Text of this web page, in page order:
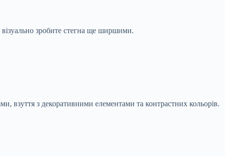
візуально зробите стегна ще ширшими.
взуття з декоративними елементами та контрастних кольорів.